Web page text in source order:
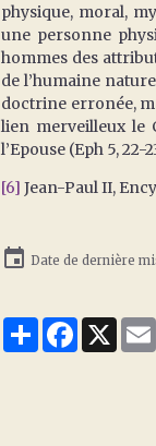
physique, moral,
une personne
hommes des
de l’humaine
doctrine erronée,
lien merveilleux le
l’Epouse (Eph 5,
[6] Jean-Paul II,
Date de dernière
PartagerFacebook
X